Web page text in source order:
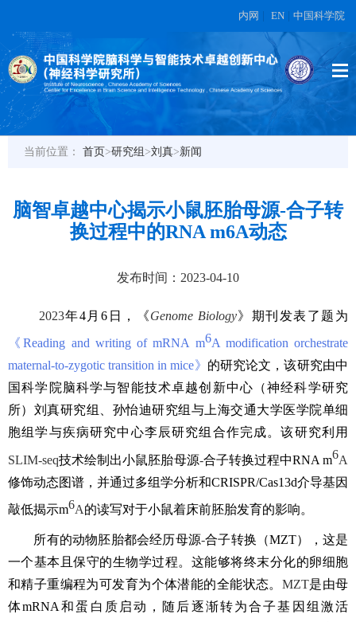
内网 EN 中国科学院
当前位置： 首页>研究组 >刘真>新闻
脑智卓越中心揭示小鼠胚胎母源-合子转
换过程中的RNA m6A动态
发布时间：2023-04-10
2023年4月 6日，《Genome Biology》期刊发表了题为
《Reading and writing of mRNA m6A modification orchestrate
maternal-to-zygotic transition in mice》 的研究论文，该研究由中
国科学院脑科学与智能技术卓越创新中心（神经科学研究
所）刘真研究组、孙怡迪研究组与上海交通大学医学院单细
胞组学与疾病研究中心李辰研究组合作完成。该研究利用
SLIM-seq技术绘制出小鼠胚胎母源-合子转换过程中RNA m6A
修饰动态图谱，并通过多组学分析和CRISPR/Cas13d介导基因
敲低揭示m6A的读写对于小鼠着床前胚胎发育的影响。
所有的动物胚胎都会经历母源-合子转换（MZT） ，这是
一个基本且保守的生物学过程。这能够将终末分化的卵细胞
和精子重编程为可发育为个体潜能的全能状态。 MZT是由母
体mRNA 和蛋白质启动，随后逐渐转为合子基因组激活